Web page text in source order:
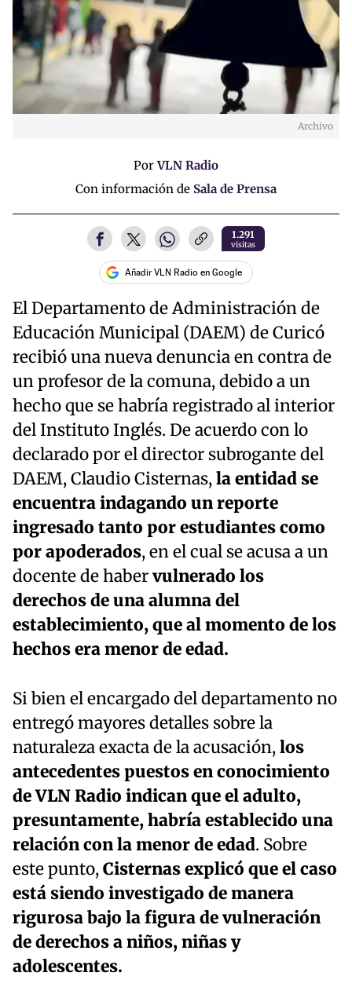
Archivo
PorVLN Radio
Con información de Sala de Prensa
1.291
visitas
Añadir VLN Radio en Google
El Departamento de Administración de
Educación Municipal (DAEM) de Curicó
recibió una nueva denuncia en contra de
un profesor de la comuna, debido a un
hecho que se habría registrado al interior
del Instituto Inglés. De acuerdo con lo
declarado por el director subrogante del
DAEM, Claudio Cisternas,la entidad se
encuentra indagando un reporte
ingresado tanto por estudiantes como
por apoderados, en el cual se acusa a un
docente de habervulnerado los
derechos de una alumna del
establecimiento, que al momento de los
hechos era menor de edad.
Si bien el encargado del departamento no
entregó mayores detalles sobre la
naturaleza exacta de la acusación,los
antecedentes puestos en conocimiento
de VLN Radio indican que el adulto,
presuntamente, habría establecido una
relación con la menor de edad. Sobre
este punto,Cisternas explicó que el caso
está siendo investigado de manera
rigurosa bajo la figura de vulneración
de derechos a niños, niñas y
adolescentes.